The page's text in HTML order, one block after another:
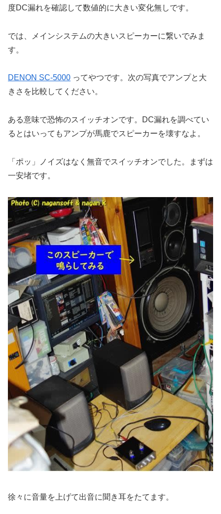
度DC漏れを確認して数値的に大きい変化無しです。
では、メインシステムの大きいスピーカーに繋いでみま
す。
DENON SC-5000 ってやつです。次の写真でアンプと大
きさを比較してください。
ある意味で恐怖のスイッチオンです。DC漏れを調べてい
るとはいってもアンプが馬鹿でスピーカーを壊すなよ。
「ポッ」ノイズはなく無音でスイッチオンでした。まずは
一安堵です。
徐々に音量を上げて出音に聞き耳をたてます。